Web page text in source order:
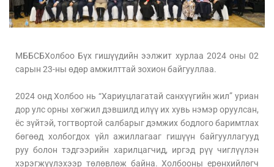
МББСБХолбоо Бүх гишүүдийн ээлжит хурлаа 2024 оны 02
сарын 23-ны өдөр амжилттай зохион байгууллаа.
2024 онд Холбоо нь “Хариуцлагатай санхүүгийн жил” уриан
дор улс орны хөгжил дэвшилд илүү их хувь нэмэр оруулсан,
ёс зүйтэй, тогтвортой салбарыг дэмжих бодлого баримтлах
бөгөөд холбогдох үйл ажиллагааг гишүүн байгууллагууд
руу болон тэдгээрийн харилцагчид, иргэд рүү чиглүүлэн
хэрэгжүүлэхээр төлөвлөж байна. Холбооны ерөнхийлөгч